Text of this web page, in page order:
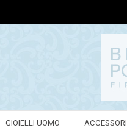
GIOIELLI UOMO ACCESSORI